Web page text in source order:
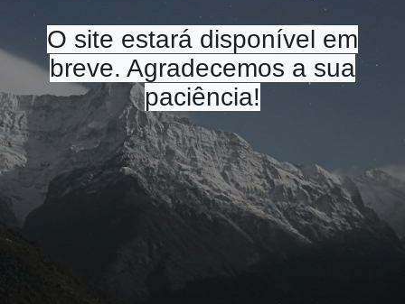
O site estará disponível em
breve. Agradecemos a sua
paciência!